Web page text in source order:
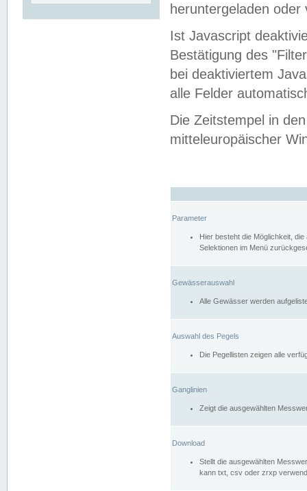
heruntergeladen oder
Ist Javascript
Bestätigung des
bei deaktiviertem
alle Felder
Die Zeitstempel in
mitteleuropäischer
Parameter
Hier besteht die Möglichkeit,
Selektionen im Menü
Gewässerauswahl
Alle Gewässer werden
Auswahl des Pegels
Die Pegellisten zeigen alle
Ganglinien
Zeigt die ausgewählten
Download
Stellt die ausgewählten
kann txt, csv oder zrxp